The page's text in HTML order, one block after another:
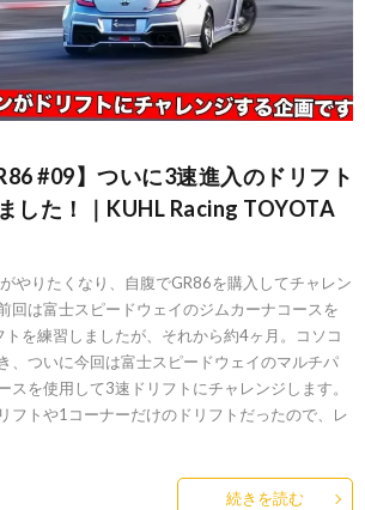
#09】ついに3速進入のドリフト
した！｜KUHL Racing TOYOTA
やりたくなり、自腹でGR86を購入してチャレン
回は富士スピードウェイのジムカーナコースを
を練習しましたが、それから約4ヶ月。コソコ
、ついに今回は富士スピードウェイのマルチパ
スを使用して3速ドリフトにチャレンジします。
フトや1コーナーだけのドリフトだったので、レ
続きを読む